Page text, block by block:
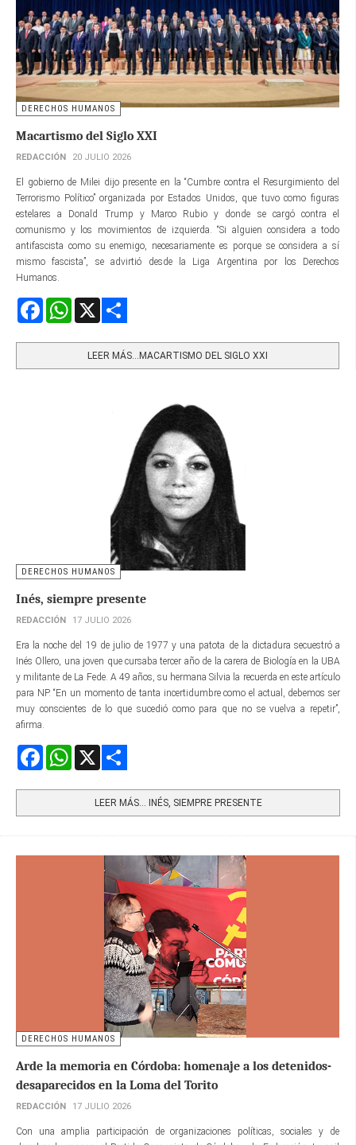
DERECHOS HUMANOS
Macartismo del Siglo XXI
REDACCIÓN 20 JULIO 2026
El gobierno de Milei dijo presente en la “Cumbre contra el Resurgimiento del
Terrorismo Político” organizada por Estados Unidos, que tuvo como figuras
estelares a Donald Trump y Marco Rubio y donde se cargó contra el
comunismo y los movimientos de izquierda. “Si alguien considera a todo
antifascista como su enemigo, necesariamente es porque se considera a sí
mismo fascista”, se advirtió desde la Liga Argentina por los Derechos
Humanos.
FacebookWhatsApp
LEER MÁS…MACARTISMO DEL SIGLO XXI
DERECHOS HUMANOS
Inés, siempre presente
REDACCIÓN 17 JULIO 2026
Era la noche del 19 de julio de 1977 y una patota de la dictadura secuestró a
Inés Ollero, una joven que cursaba tercer año de la carera de Biología en la UBA
y militante de La Fede. A 49 años, su hermana Silvia la recuerda en este artículo
para NP. “En un momento de tanta incertidumbre como el actual, debemos ser
muy conscientes de lo que sucedió como para que no se vuelva a repetir”,
afirma.
FacebookWhatsApp
LEER MÁS… INÉS, SIEMPRE PRESENTE
DERECHOS HUMANOS
Arde la memoria en Córdoba: homenaje a los detenidos-
desaparecidos en la Loma del Torito
REDACCIÓN 17 JULIO 2026
Con una amplia participación de organizaciones políticas, sociales y de